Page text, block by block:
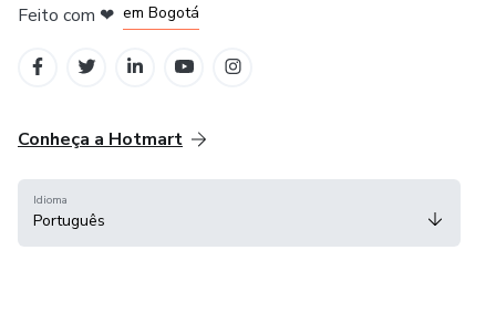
Feito com ❤ em Bogotá
Conheça a Hotmart
Idioma
Português